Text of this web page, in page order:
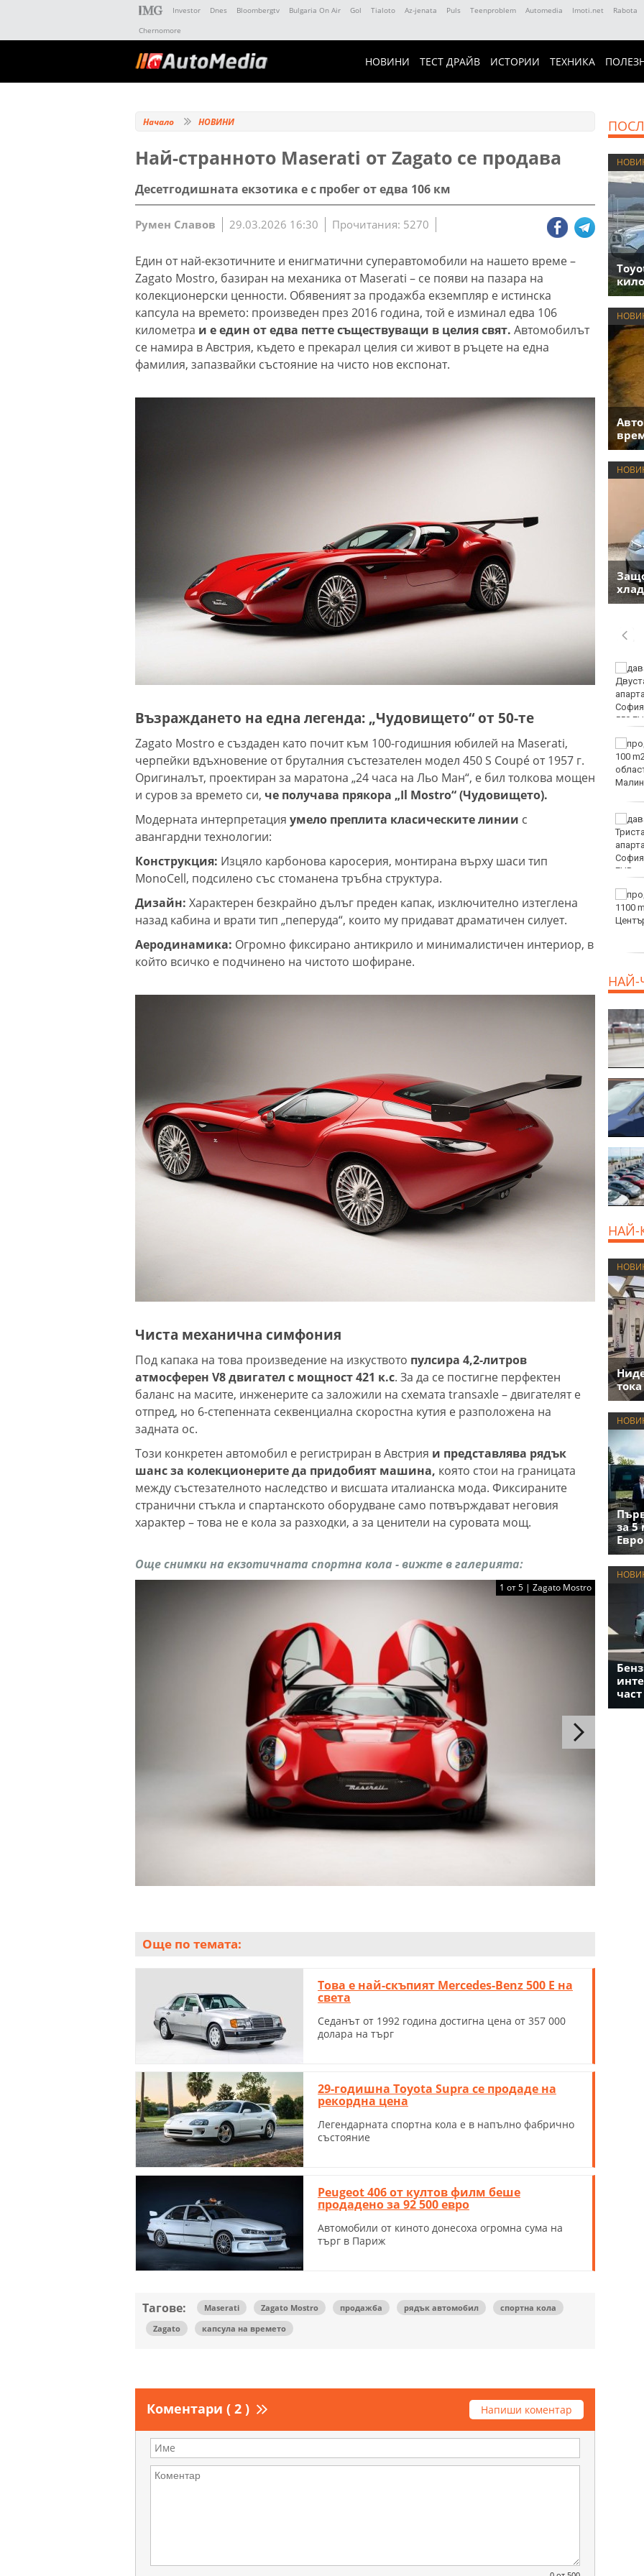
Investor Dnes Bloombergtv Bulgaria On Air Gol Tialoto Az-jenata Puls Teenproblem Automedia Imoti.net Rabota
Chernomore
НОВИНИ ТЕСТ ДРАЙВ ИСТОРИИ ТЕХНИКА
Начало НОВИНИ
Най-странното Maserati от Zagato се продава
Десетгодишната екзотика е с пробег от едва 106 км
Румен Славов 29.03.2026 16:30 Прочитания: 5270
Един от най-екзотичните и енигматични суперавтомобили на нашето време –
Zagato Mostro, базиран на механика от Maserati – се появи на пазара на
колекционерски ценности. Обявеният за продажба екземпляр е истинска
капсула на времето: произведен през 2016 година, той е изминал едва 106
километра и е един от едва петте съществуващи в целия свят. Автомобилът
се намира в Австрия, където е прекарал целия си живот в ръцете на една
фамилия, запазвайки състояние на чисто нов експонат.
Възраждането на една легенда: „Чудовището“ от 50-те
Zagato Mostro е създаден като почит към 100-годишния юбилей на Maserati,
черпейки вдъхновение от бруталния състезателен модел 450 S Coupé от 1957 г.
Оригиналът, проектиран за маратона „24 часа на Льо Ман“, е бил толкова мощен
и суров за времето си, че получава прякора „Il Mostro“ (Чудовището).
Модерната интерпретация умело преплита класическите линии с
авангардни технологии:
Конструкция: Изцяло карбонова каросерия, монтирана върху шаси тип
MonoCell, подсилено със стоманена тръбна структура.
Дизайн: Характерен безкрайно дълъг преден капак, изключително изтеглена
назад кабина и врати тип „пеперуда“, които му придават драматичен силует.
Аеродинамика: Огромно фиксирано антикрило и минималистичен интериор, в
който всичко е подчинено на чистото шофиране.
Чиста механична симфония
Под капака на това произведение на изкуството пулсира 4,2-литров
атмосферен V8 двигател с мощност 421 к.с. За да се постигне перфектен
баланс на масите, инженерите са заложили на схемата transaxle – двигателят е
отпред, но 6-степенната секвенциална скоростна кутия е разположена на
задната ос.
Този конкретен автомобил е регистриран в Австрия и представлява рядък
шанс за колекционерите да придобият машина, която стои на границата
между състезателното наследство и висшата италианска мода. Фиксираните
странични стъкла и спартанското оборудване само потвърждават неговия
характер – това не е кола за разходки, а за ценители на суровата мощ.
Още снимки на екзотичната спортна кола - вижте в галерията:
1 от 5 | Zagato Mostro
Още по темата:
Това е най-скъпият Mercedes-Benz 500 E на
света
Седанът от 1992 година достигна цена от 357 000
долара на търг
29-годишна Toyota Supra се продаде на
рекордна цена
Легендарната спортна кола е в напълно фабрично
състояние
Peugeot 406 от култов филм беше
продадено за 92 500 евро
Автомобили от киното донесоха огромна сума на
търг в Париж
Тагове: Maserati Zagato Mostro продажба рядък автомобил
спортна кола
Zagato
капсула на времето
Коментари ( 2 ) Напиши коментар
Вечерен крос ще се
проведе тази събота в
Морската градина на
Варна
Тази събота: откриват
Атлетик (Провадия) за
Аматьорската купа
НАЙ-
НАЙ-
за 5
част